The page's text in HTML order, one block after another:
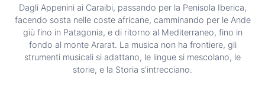
Dagli Appenini ai Caraibi, passando per la Penisola Iberica,
facendo sosta nelle coste africane, camminando per le Ande
giù fino in Patagonia, e di ritorno al Mediterraneo, fino in
fondo al monte Ararat. La musica non ha frontiere, gli
strumenti musicali si adattano, le lingue si mescolano, le
storie, e la Storia s'intrecciano.